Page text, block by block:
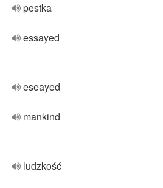
pestka
essayed
eseayed
mankind
ludzkość